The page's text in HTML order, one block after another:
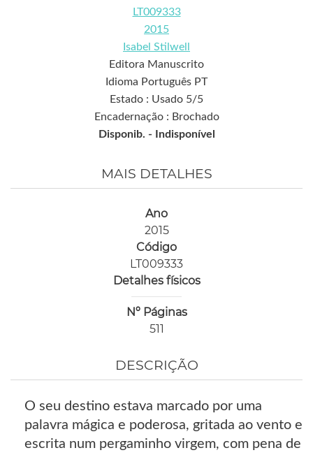
LT009333
2015
Isabel Stilwell
Editora Manuscrito
Idioma Português PT
Estado : Usado 5/5
Encadernação : Brochado
Disponib. -
Indisponível
MAIS DETALHES
Ano
2015
Código
LT009333
Detalhes físicos
Nº Páginas
511
DESCRIÇÃO
O seu destino estava marcado por uma
palavra mágica e poderosa, gritada ao vento e
escrita num pergaminho virgem, com pena de